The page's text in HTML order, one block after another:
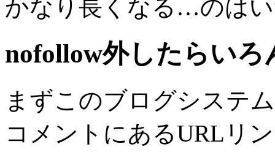
かなり長くなる…のは
nofollow外したらいろ
まずこのブログシステ
コメントにあるURLリ